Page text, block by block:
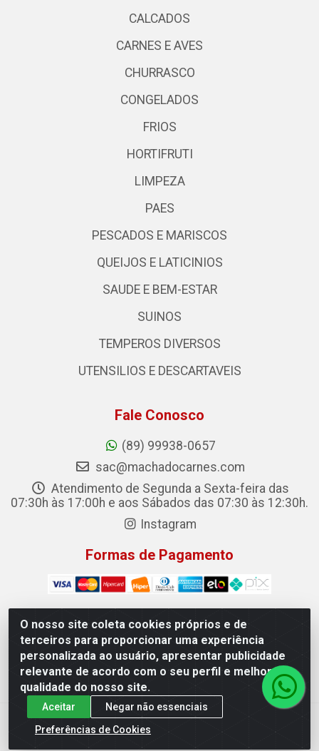
O nosso site coleta cookies próprios e de
terceiros para proporcionar uma experiência
personalizada ao usuário, apresentar publicidade
relevante de acordo com o seu perfil e melhorar a
qualidade do nosso site.
Aceitar
Negar não essenciais
Preferências de Cookies
CALCADOS
CARNES E AVES
CHURRASCO
CONGELADOS
FRIOS
HORTIFRUTI
LIMPEZA
PAES
PESCADOS E MARISCOS
QUEIJOS E LATICINIOS
SAUDE E BEM-ESTAR
SUINOS
TEMPEROS DIVERSOS
UTENSILIOS E DESCARTAVEIS
Fale Conosco
(89) 99938-0657
sac@machadocarnes.com
Atendimento de Segunda a Sexta-feira das
07:30h às 17:00h e aos Sábados das 07:30 às 12:30h.
Instagram
Formas de Pagamento
Machado Carnes Distribuidora de Alimentos LTDA -
Logradouro: Avenida Candido Aleixo, 148 - Centro - Oeiras/PI
- CEP 64.500-000 - 31.391.008/0001-50